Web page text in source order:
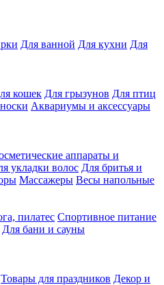
Для ванной Для кухни Для
кошек Для грызунов Для птиц
Аквариумы и аксессуары
аппараты и
укладки волос Для бритья и
Массажеры Весы напольные
пилатес Спортивное питание
Для бани и сауны
Товары для праздников Декор и